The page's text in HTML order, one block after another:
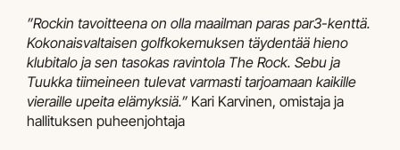
”Rockin tavoitteena on olla maailman paras par3-kenttä.
Kokonaisvaltaisen golfkokemuksen täydentää hieno
klubitalo ja sen tasokas ravintola The Rock. Sebu ja
Tuukka tiimeineen tulevat varmasti tarjoamaan kaikille
vieraille upeita elämyksiä.” Kari Karvinen, omistaja ja
hallituksen puheenjohtaja